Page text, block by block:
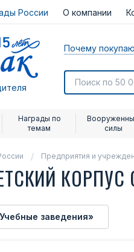
России О компании
Почему
Награды по
темам
силы
Предприятия и
заведения»